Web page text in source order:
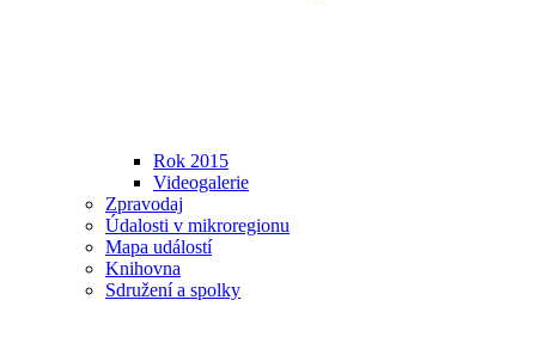
Rok 2015
Videogalerie
Zpravodaj
Údalosti v mikroregionu
Mapa událostí
Knihovna
Sdružení a spolky